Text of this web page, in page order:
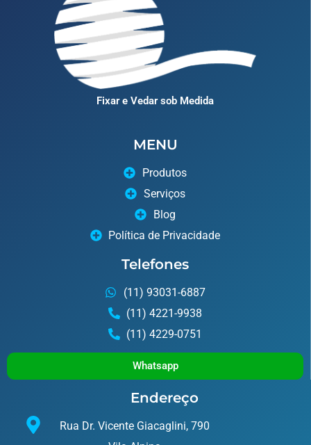
Fixar e Vedar sob Medida
MENU
Produtos
Serviços
Blog
Política de Privacidade
Telefones
(11) 93031-6887
(11) 4221-9938
(11) 4229-0751
Whatsapp
Endereço
Rua Dr. Vicente Giacaglini, 790